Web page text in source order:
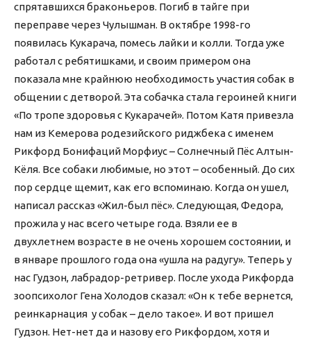
спрятавшихся браконьеров. Погиб в тайге при
переправе через Чулышман. В октябре 1998-го
появилась Кукарача, помесь лайки и колли. Тогда уже
работал с ребятишками, и своим примером она
показала мне крайнюю необходимость участия собак в
общении с детворой. Эта собачка стала героиней книги
«По тропе здоровья с Кукарачей». Потом Катя привезла
нам из Кемерова родезийского риджбека с именем
Рикфорд Бонифаций Морфиус – Солнечный Пёс Алтын-
Кёля. Все собаки любимые, но этот – особенный. До сих
пор сердце щемит, как его вспоминаю. Когда он ушел,
написал рассказ «Жил-был пёс». Следующая, Федора,
прожила у нас всего четыре года. Взяли ее в
двухлетнем возрасте в не очень хорошем состоянии, и
в январе прошлого года она «ушла на радугу». Теперь у
нас Гудзон, лабрадор-ретривер. После ухода Рикфорда
зоопсихолог Гена Холодов сказал: «Он к тебе вернется,
реинкарнация у собак – дело такое». И вот пришел
Гудзон. Нет-нет да и назову его Рикфордом, хотя и